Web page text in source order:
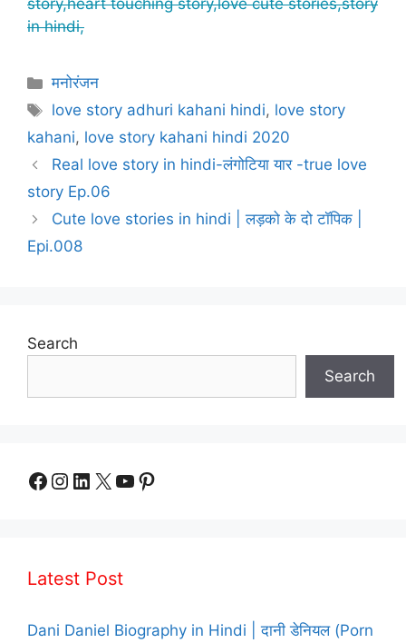
story,heart touching story,love cute stories,story
in hindi,
Categories
मनोरंजन
Tags
love story adhuri kahani hindi, love story
kahani, love story kahani hindi 2020
Real love story in hindi-लंगोटिया यार -true love
story Ep.06
Cute love stories in hindi | लड़को के दो टॉपिक |
Epi.008
Search
Search
Facebook
Instagram
LinkedIn
X YouTube
Pinterest
Latest Post
Dani Daniel Biography in Hindi | दानी डेनियल (Porn